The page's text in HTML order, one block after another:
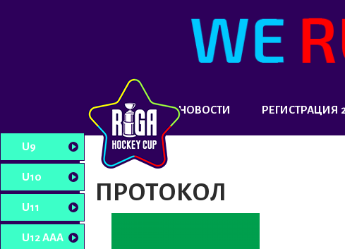
НОВОСТИ РЕГИСТРАЦИЯ
U9
U10
U11
U12 AAA
ПРОТОКОЛ